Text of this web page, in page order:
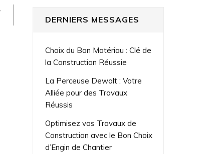
,
DERNIERS MESSAGES
Choix du Bon Matériau : Clé de
la Construction Réussie
La Perceuse Dewalt : Votre
Alliée pour des Travaux
Réussis
Optimisez vos Travaux de
Construction avec le Bon Choix
d’Engin de Chantier